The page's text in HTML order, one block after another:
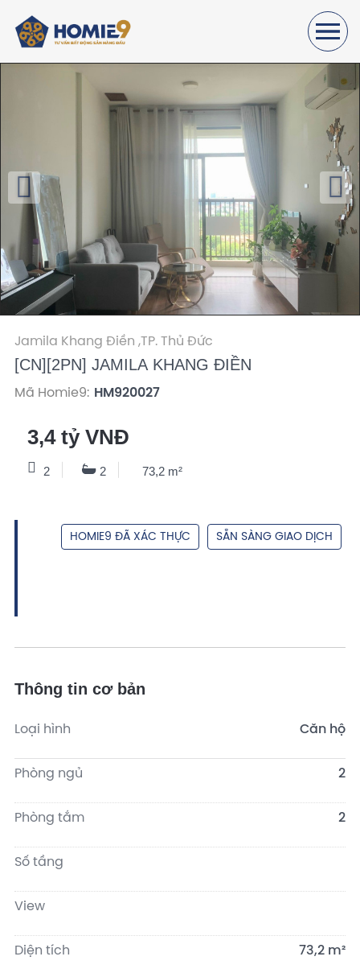
Jamila Khang Điền ,TP. Thủ Đức
[CN][2PN] JAMILA KHANG ĐIỀN
Mã Homie9: HM920027
3,4 tỷ VNĐ
2 2 73,2 m²
HOMIE9 ĐÃ XÁC THỰC SẴN SÀNG GIAO DỊCH
Thông tin cơ bản
Loại hình Căn hộ
Phòng ngủ 2
Phòng tắm 2
Số tầng
View
Diện tích 73,2 m²